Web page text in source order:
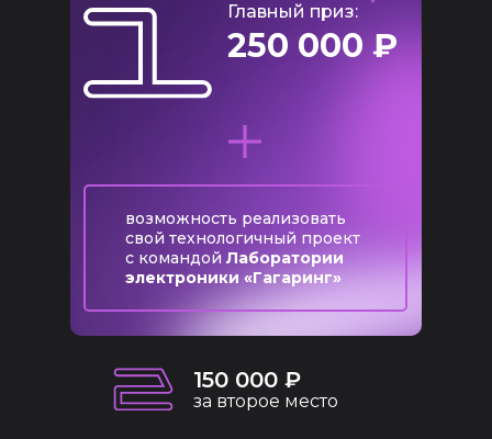
возможность реализовать
свой технологичный проект
с командой Лаборатории
электроники «Гагаринг»
150 000 ₽
за второе место
Главный приз:
250 000 ₽